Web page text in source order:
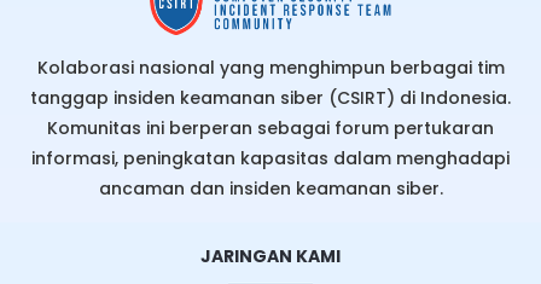
Kolaborasi nasional yang menghimpun berbagai tim
tanggap insiden keamanan siber (CSIRT) di Indonesia.
Komunitas ini berperan sebagai forum pertukaran
informasi, peningkatan kapasitas dalam menghadapi
ancaman dan insiden keamanan siber.
JARINGAN KAMI